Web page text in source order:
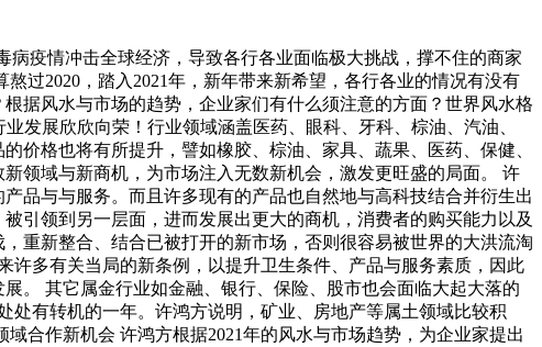
病疫情冲击全球经济，导致各行各业面临极大挑战，撑不住的商家
过2020，踏入2021年，新年带来新希望，各行各业的情况有没有
据风水与市场的趋势，企业家们有什么须注意的方面？世界风水格
发展欣欣向荣！行业领域涵盖医药、眼科、牙科、棕油、汽油、
价格也将有所提升，譬如橡胶、棕油、家具、蔬果、医药、保健、
领域与新商机，为市场注入无数新机会，激发更旺盛的局面。 许
品与与服务。而且许多现有的产品也自然地与高科技结合并衍生出
引领到另一层面，进而发展出更大的商机，消费者的购买能力以及
重新整合、结合已被打开的新市场，否则很容易被世界的大洪流淘
许多有关当局的新条例，以提升卫生条件、产品与服务素质，因此
。 其它属金行业如金融、银行、保险、股市也会面临大起大落的
处有转机的一年。许鸿方说明，矿业、房地产等属土领域比较积
合作新机会 许鸿方根据2021年的风水与市场趋势，为企业家提出